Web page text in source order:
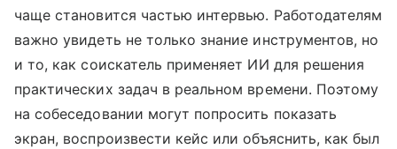
чаще становится частью интервью. Работодателям
важно увидеть не только знание инструментов, но
и то, как соискатель применяет ИИ для решения
практических задач в реальном времени. Поэтому
на собеседовании могут попросить показать
экран, воспроизвести кейс или объяснить, как был